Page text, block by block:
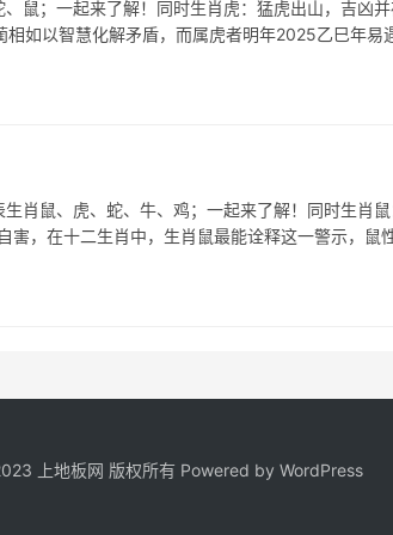
鼠；一起来了解！同时生肖虎：猛虎出山，吉凶
如以智慧化解矛盾，而属虎者明年2025乙巳年易
肖鼠、虎、蛇、牛、鸡；一起来了解！同时生肖
害，在十二生肖中，生肖鼠最能诠释这一警示，鼠
上地板网 版权所有 Powered by WordPress